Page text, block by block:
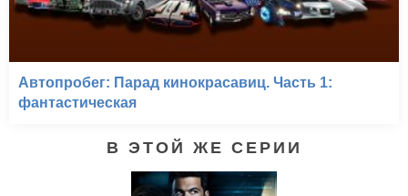
Автопробег: Парад кинокрасавиц. Часть 1:
фантастическая
В ЭТОЙ ЖЕ СЕРИИ